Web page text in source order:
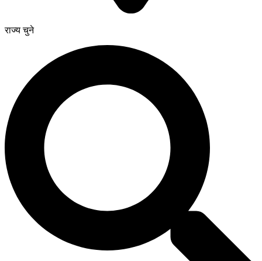
राज्य चुने